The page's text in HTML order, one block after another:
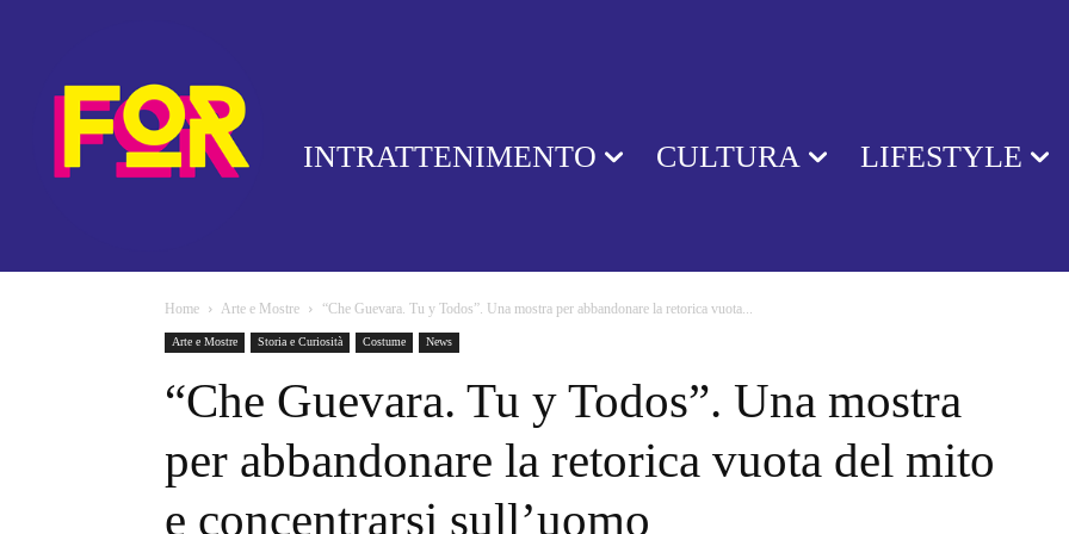
INTRATTENIMENTO CULTURA LIFESTYLE
Home Arte e Mostre “Che Guevara. Tu y Todos”. Una mostra per abbandonare la retorica vuota...
Arte e Mostre Storia e Curiosità Costume News
“Che Guevara. Tu y Todos”. Una mostra
per abbandonare la retorica vuota del mito
e concentrarsi sull’uomo